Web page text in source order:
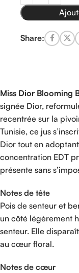
Share:
Miss Dior Blooming
signée Dior,
recentrée sur la
Tunisie, ce jus
Dior tout en
concentration EDT
présente sans
Notes de tête
Pois de senteur et
un côté légèrement
senteur. Elle
au cœur floral.
Notes de cœur